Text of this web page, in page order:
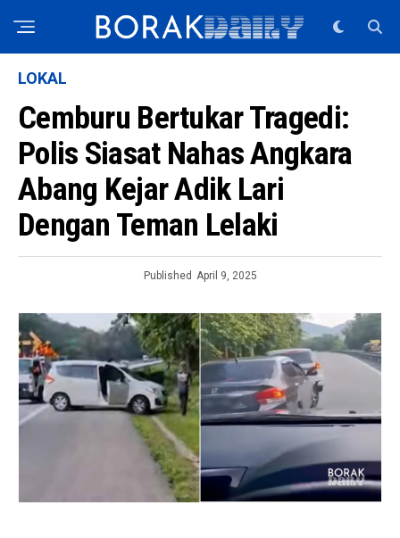
LOKAL
Cemburu Bertukar Tragedi:
Polis Siasat Nahas Angkara
Abang Kejar Adik Lari
Dengan Teman Lelaki
Published April 9, 2025